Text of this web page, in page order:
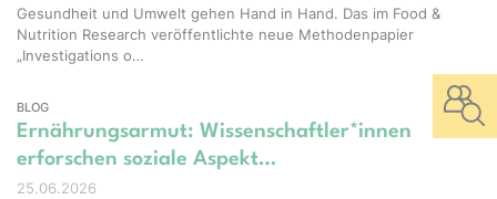
Gesundheit und Umwelt gehen Hand in Hand. Das im Food &
Nutrition Research veröffentlichte neue Methodenpapier
„Investigations o…
BLOG
Ernährungsarmut: Wissenschaftler*innen
erforschen soziale Aspekt…
25.06.2026